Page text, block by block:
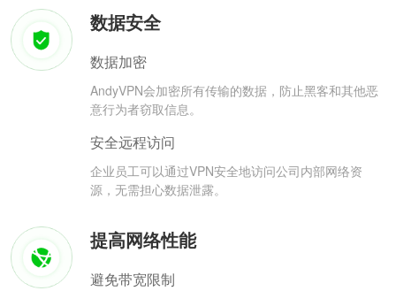
数据安全
数据加密
AndyVPN会加密所有传输的数据，防止黑客和其他恶
意行为者窃取信息。
安全远程访问
企业员工可以通过VPN安全地访问公司内部网络资
源，无需担心数据泄露。
提高网络性能
避免带宽限制